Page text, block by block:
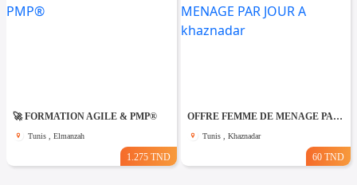
🚀 FORMATION AGILE & PMP®
Tunis , Elmanzah
1.275 TND
OFFRE FEMME DE MENAGE PAR JOUR A khaznadar
Tunis , Khaznadar
60 TND